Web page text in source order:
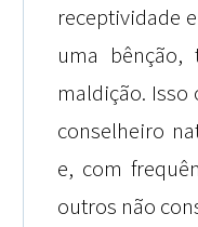
receptividade
uma bênção,
maldição. Isso
conselheiro
e, com
outros não